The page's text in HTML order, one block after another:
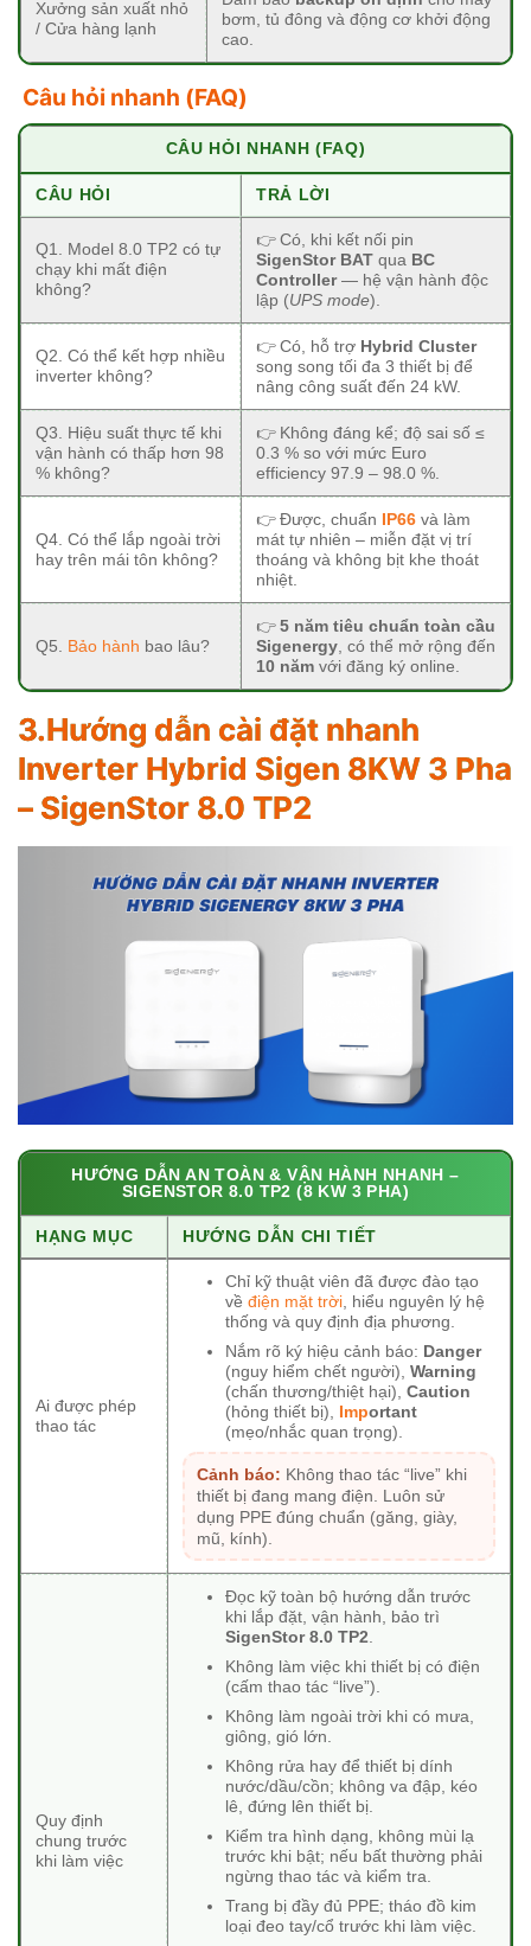
Xưởng sản xuất nhỏ
/ Cửa hàng lạnh
bơm, tủ đông và động cơ khởi động
cao.
Câu hỏi nhanh (FAQ)
CÂU HỎI NHANH (FAQ)
CÂU HỎI TRẢ LỜI
Q1. Model 8.0 TP2 có tự
chạy khi mất điện
không?
👉 Có, khi kết nối pin
SigenStor BAT qua BC
Controller— hệ vận hành độc
lập (UPS mode).
Q2. Có thể kết hợp nhiều
inverter không?
👉 Có, hỗ trợ Hybrid Cluster
song song tối đa 3 thiết bị để
nâng công suất đến 24 kW.
Q3. Hiệu suất thực tế khi
vận hành có thấp hơn 98
% không?
👉 Không đáng kể; độ sai số ≤
0.3 % so với mức Euro
efficiency 97.9 – 98.0 %.
Q4. Có thể lắp ngoài trời
hay trên mái tôn không?
👉 Được, chuẩn IP66 và làm
mát tự nhiên – miễn đặt vị trí
thoáng và không bịt khe thoát
nhiệt.
Q5. Bảo hành bao lâu?
👉 5 năm tiêu chuẩn toàn cầu
Sigenergy , có thể mở rộng đến
10 năm với đăng ký online.
3.Hướng dẫn cài đặt nhanh
Inverter Hybrid Sigen 8KW 3 Pha
– SigenStor 8.0 TP2
HƯỚNG DẪN AN TOÀN & VẬN HÀNH NHANH –
SIGENSTOR 8.0 TP2 (8 KW 3 PHA)
HẠNG MỤC HƯỚNG DẪN CHI TIẾT
Ai được phép
thao tác
Chỉ kỹ thuật viên đã được đào tạo
về điện mặt trời, hiểu nguyên lý hệ
thống và quy định địa phương.
Nắm rõ ký hiệu cảnh báo: Danger
(nguy hiểm chết người), Warning
(chấn thương/thiệt hại), Caution
(hỏng thiết bị),
Important
(mẹo/nhắc quan trọng).
Cảnh báo: Không thao tác “live” khi
thiết bị đang mang điện. Luôn sử
dụng PPE đúng chuẩn (găng, giày,
mũ, kính).
Quy định
chung trước
khi làm việc
Đọc kỹ toàn bộ hướng dẫn trước
khi lắp đặt, vận hành, bảo trì
SigenStor 8.0 TP2
Không làm việc khi thiết bị có điện
(cấm thao tác “live”).
Không làm ngoài trời khi có mưa,
giông, gió lớn.
Không rửa hay để thiết bị dính
nước/dầu/cồn; không va đập, kéo
lê, đứng lên thiết bị.
Kiểm tra hình dạng, không mùi lạ
trước khi bật; nếu bất thường phải
ngừng thao tác và kiểm tra.
Trang bị đầy đủ PPE; tháo đồ kim
loại đeo tay/cổ trước khi làm việc.